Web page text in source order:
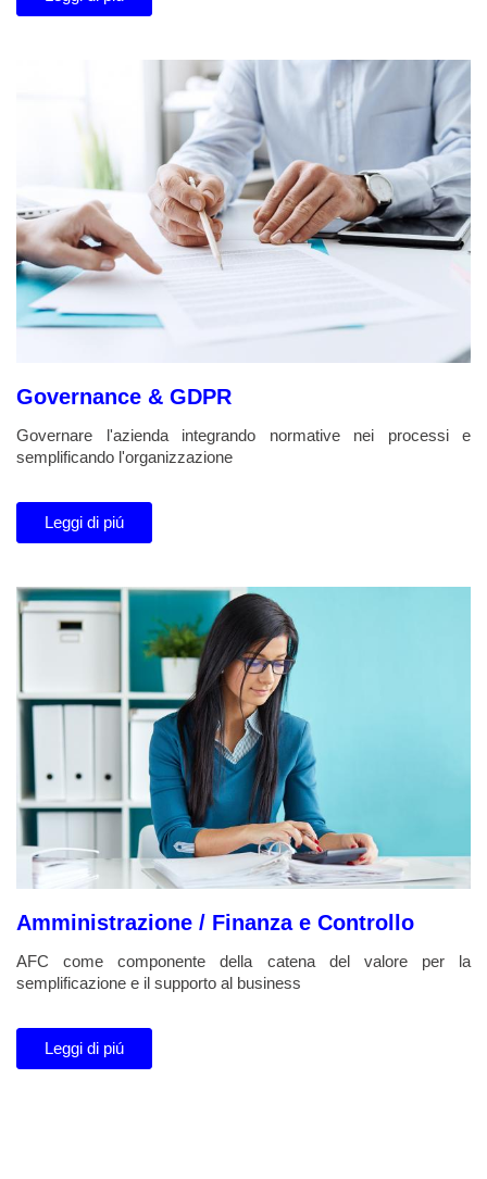
Governance & GDPR
Governare l'azienda integrando normative nei processi e
semplificando l'organizzazione
Leggi di piú
Amministrazione / Finanza e Controllo
AFC come componente della catena del valore per la
semplificazione e il supporto al business
Leggi di piú